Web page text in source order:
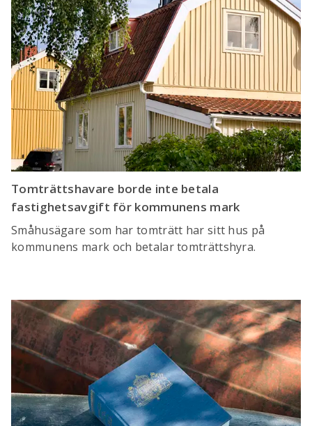
Tomträttshavare borde inte betala
fastighetsavgift för kommunens mark
Småhusägare som har tomträtt har sitt hus på
kommunens mark och betalar tomträttshyra.